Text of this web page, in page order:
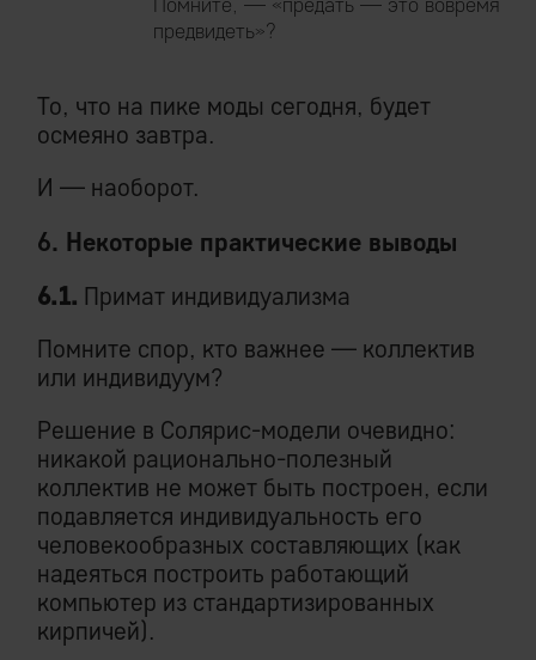
предвидеть»?
То, что на пике моды сегодня, будет
осмеяно завтра.
И — наоборот.
6. Некоторые практические выводы
6.1. Примат индивидуализма
Помните спор, кто важнее — коллектив
или индивидуум?
Решение в Солярис-модели очевидно:
никакой рационально-полезный
коллектив не может быть построен, если
подавляется индивидуальность его
человекообразных составляющих (как
надеяться построить работающий
компьютер из стандартизированных
кирпичей).